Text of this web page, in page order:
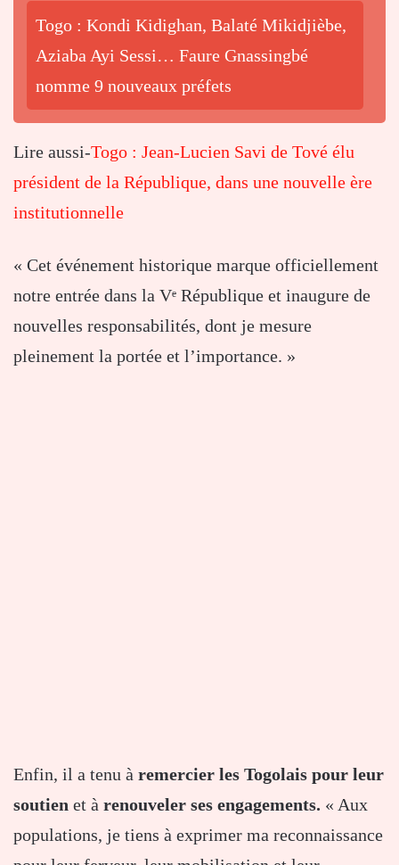
Togo : Kondi Kidighan, Balaté Mikidjièbe,
Aziaba Ayi Sessi… Faure Gnassingbé
nomme 9 nouveaux préfets
Lire aussi-Togo : Jean-Lucien Savi de Tové élu
président de la République, dans une nouvelle ère
institutionnelle
« Cet événement historique marque officiellement
notre entrée dans la Vᵉ République et inaugure de
nouvelles responsabilités, dont je mesure
pleinement la portée et l’importance. »
Enfin, il a tenu à remercier les Togolais pour leur
soutien et à renouveler ses engagements. « Aux
populations, je tiens à exprimer ma reconnaissance